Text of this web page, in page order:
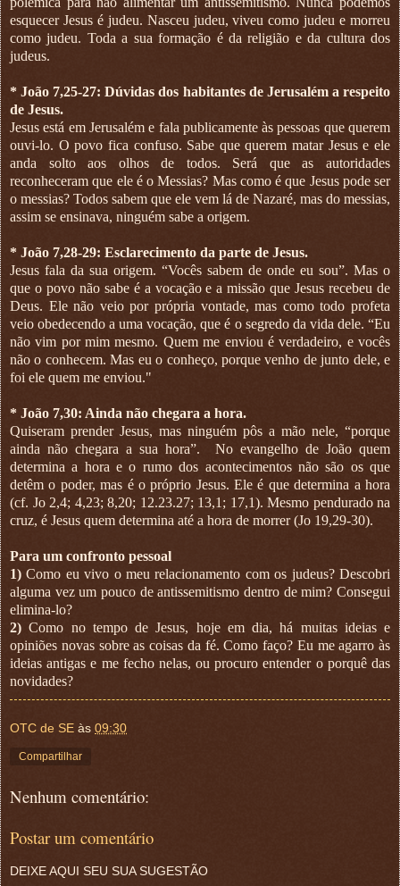
esquecer Jesus é judeu. Nasceu judeu, viveu como judeu e morreu
como judeu. Toda a sua formação é da religião e da cultura dos
judeus.
* João 7,25-27: Dúvidas dos habitantes de Jerusalém a respeito
de Jesus.
Jesus está em Jerusalém e fala publicamente às pessoas que querem
ouvi-lo. O povo fica confuso. Sabe que querem matar Jesus e ele
anda solto aos olhos de todos. Será que as autoridades
reconheceram que ele é o Messias? Mas como é que Jesus pode ser
o messias? Todos sabem que ele vem lá de Nazaré, mas do messias,
assim se ensinava, ninguém sabe a origem.
* João 7,28-29: Esclarecimento da parte de Jesus.
Jesus fala da sua origem. “Vocês sabem de onde eu sou”. Mas o
que o povo não sabe é a vocação e a missão que Jesus recebeu de
Deus. Ele não veio por própria vontade, mas como todo profeta
veio obedecendo a uma vocação, que é o segredo da vida dele. “Eu
não vim por mim mesmo. Quem me enviou é verdadeiro, e vocês
não o conhecem. Mas eu o conheço, porque venho de junto dele, e
foi ele quem me enviou."
* João 7,30: Ainda não chegara a hora.
Quiseram prender Jesus, mas ninguém pôs a mão nele, “porque
ainda não chegara a sua hora”.
No evangelho de João quem
determina a hora e o rumo dos acontecimentos não são os que
detêm o poder, mas é o próprio Jesus. Ele é que determina a hora
(cf. Jo 2,4; 4,23; 8,20; 12.23.27; 13,1; 17,1). Mesmo pendurado na
cruz, é Jesus quem determina até a hora de morrer (Jo 19,29-30).
Para um confronto pessoal
1) Como eu vivo o meu relacionamento com os judeus? Descobri
alguma vez um pouco de antissemitismo dentro de mim? Consegui
elimina-lo?
2) Como no tempo de Jesus, hoje em dia, há muitas ideias e
opiniões novas sobre as coisas da fé. Como faço? Eu me agarro às
ideias antigas e me fecho nelas, ou procuro entender o porquê das
novidades?
OTC de SE às 09:30
Compartilhar
Nenhum comentário:
Postar um comentário
DEIXE AQUI SEU SUA SUGESTÃO